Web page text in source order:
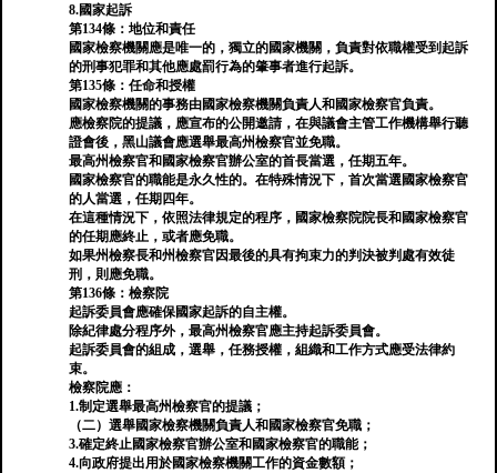
8.國家起訴
第134條：地位和責任
國家檢察機關應是唯一的，獨立的國家機關，負責對依職權受到起訴
的刑事犯罪和其他應處罰行為的肇事者進行起訴。
第135條：任命和授權
國家檢察機關的事務由國家檢察機關負責人和國家檢察官負責。
應檢察院的提議，應宣布的公開邀請，在與議會主管工作機構舉行聽
證會後，黑山議會應選舉最高州檢察官並免職。
最高州檢察官和國家檢察官辦公室的首長當選，任期五年。
國家檢察官的職能是永久性的。在特殊情況下，首次當選國家檢察官
的人當選，任期四年。
在這種情況下，依照法律規定的程序，國家檢察院院長和國家檢察官
的任期應終止，或者應免職。
如果州檢察長和州檢察官因最後的具有拘束力的判決被判處有效徒
刑，則應免職。
第136條：檢察院
起訴委員會應確保國家起訴的自主權。
除紀律處分程序外，最高州檢察官應主持起訴委員會。
起訴委員會的組成，選舉，任務授權，組織和工作方式應受法律約
束。
檢察院應：
1.制定選舉最高州檢察官的提議；
（二）選舉國家檢察機關負責人和國家檢察官免職；
3.確定終止國家檢察官辦公室和國家檢察官的職能；
4.向政府提出用於國家檢察機關工作的資金數額；